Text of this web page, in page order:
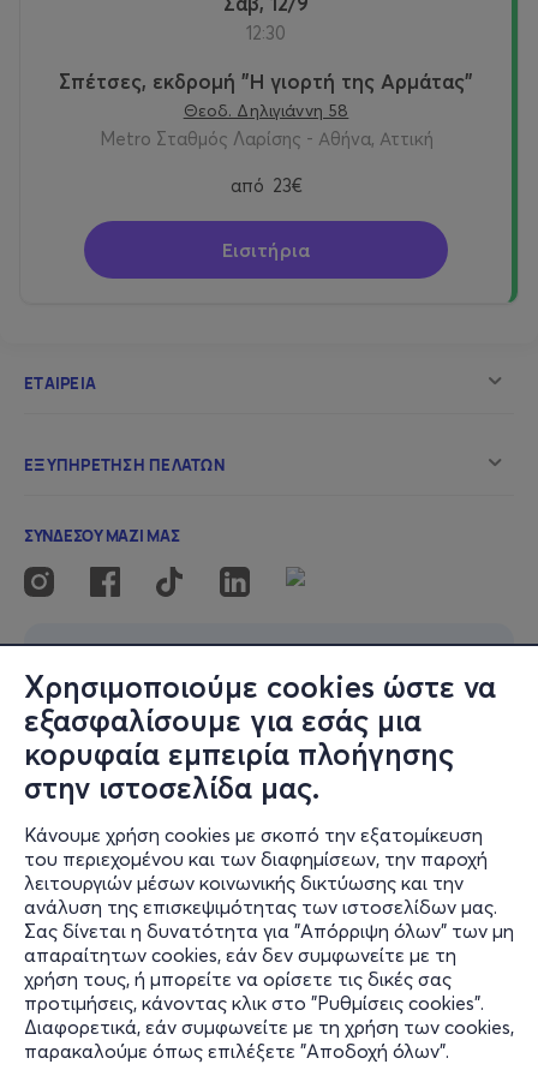
Χρησιμοποιούμε cookies ώστε να
εξασφαλίσουμε για εσάς μια
κορυφαία εμπειρία πλοήγησης
στην ιστοσελίδα μας.
Κάνουμε χρήση cookies με σκοπό την εξατομίκευση
του περιεχομένου και των διαφημίσεων, την παροχή
λειτουργιών μέσων κοινωνικής δικτύωσης και την
ανάλυση της επισκεψιμότητας των ιστοσελίδων μας.
Σας δίνεται η δυνατότητα για "Απόρριψη όλων" των μη
απαραίτητων cookies, εάν δεν συμφωνείτε με τη
χρήση τους, ή μπορείτε να ορίσετε τις δικές σας
προτιμήσεις, κάνοντας κλικ στο "Ρυθμίσεις cookies".
Διαφορετικά, εάν συμφωνείτε με τη χρήση των cookies,
παρακαλούμε όπως επιλέξετε "Αποδοχή όλων".
having the chance to taste local specialties or shop.
this historically important day are going to take place.
In the spirit of the celebrations, at 21.30, the
enactment of the Battle of Armatawill take place,
The whole program of the event is to be announced.
After the end of the event, we will meet to cross
opposite Kosta. We will depart back to Athens! Around
12:30
Σπέτσες, εκδρομή "Η γιορτή της Αρμάτας"
Θεοδ. Δηλιγιάννη 58
Metro Σταθμός Λαρίσης - Αθήνα, Αττική
από 23€
Εισιτήρια